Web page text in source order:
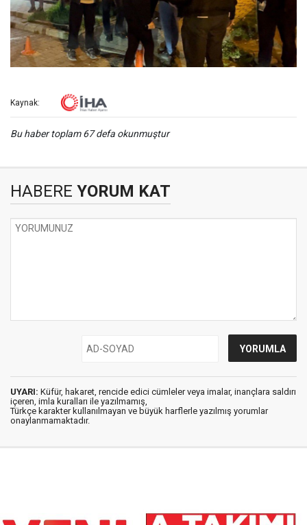
Kaynak:
Bu haber toplam 67 defa okunmuştur
HABERE YORUM KAT
UYARI: Küfür, hakaret, rencide edici cümleler veya imalar, inançlara saldırı
içeren, imla kuralları ile yazılmamış,
Türkçe karakter kullanılmayan ve büyük harflerle yazılmış yorumlar
onaylanmamaktadır.